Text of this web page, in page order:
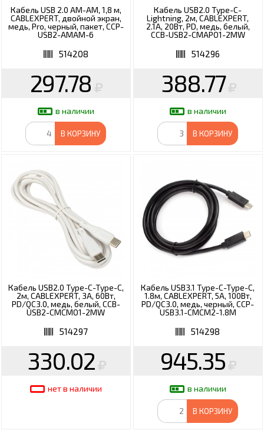
Кабель USB 2.0 AM-AM, 1,8 м,
CABLEXPERT, двойной экран,
медь, Pro, черный, пакет, CCP-
USB2-AMAM-6
514208
297.78
в наличии
В КОРЗИНУ
Кабель USB2.0 Type-C-
Lightning, 2м, CABLEXPERT,
2.1А, 20Вт, PD, медь, белый,
CCB-USB2-CMAPO1-2MW
514296
388.77
в наличии
В КОРЗИНУ
Кабель USB2.0 Type-C-Type-C,
2м, CABLEXPERT, 3А, 60Вт,
PD/QC3.0, медь, белый, CCB-
USB2-CMCMO1-2MW
514297
330.02
нет в наличии
Кабель USB3.1 Type-C-Type-C,
1.8м, CABLEXPERT, 5А, 100Вт,
PD/QC3.0, медь, черный, CCP-
USB3.1-CMCM2-1.8M
514298
945.35
в наличии
В КОРЗИНУ